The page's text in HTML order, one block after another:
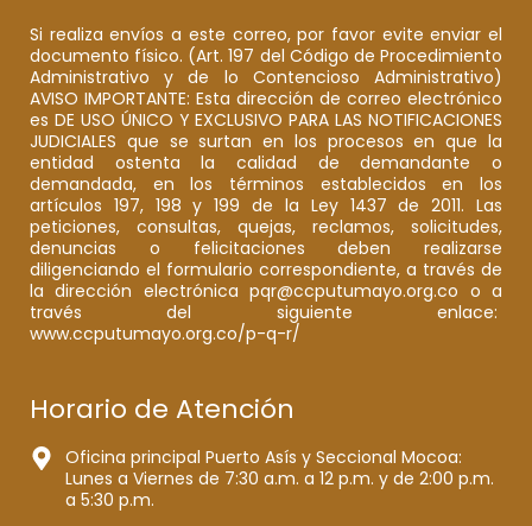
Si realiza envíos a este correo, por favor evite enviar el
documento físico. (Art. 197 del Código de Procedimiento
Administrativo y de lo Contencioso Administrativo)
AVISO IMPORTANTE: Esta dirección de correo electrónico
es DE USO ÚNICO Y EXCLUSIVO PARA LAS NOTIFICACIONES
JUDICIALES que se surtan en los procesos en que la
entidad ostenta la calidad de demandante o
demandada, en los términos establecidos en los
artículos 197, 198 y 199 de la Ley 1437 de 2011. Las
peticiones, consultas, quejas, reclamos, solicitudes,
denuncias o felicitaciones deben realizarse
diligenciando el formulario correspondiente, a través de
la dirección electrónica pqr@ccputumayo.org.co o a
través del siguiente enlace:
www.ccputumayo.org.co/p-q-r/
Horario de Atención
Oficina principal Puerto Asís y Seccional Mocoa:
Lunes a Viernes de 7:30 a.m. a 12 p.m. y de 2:00 p.m.
a 5:30 p.m.